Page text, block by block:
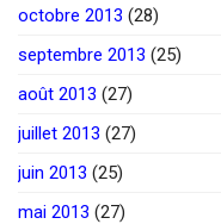
octobre 2013 (28)
septembre 2013 (25)
août 2013 (27)
juillet 2013 (27)
juin 2013 (25)
mai 2013 (27)